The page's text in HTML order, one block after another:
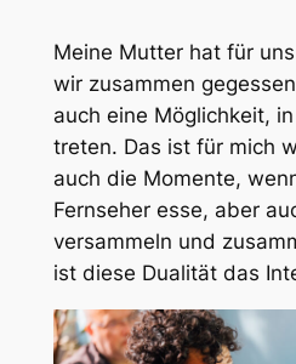
Meine Mutter hat für
wir zusammen
auch eine Möglichkeit,
treten. Das ist für mich
auch die Momente,
Fernseher esse, aber
versammeln und
ist diese Dualität das